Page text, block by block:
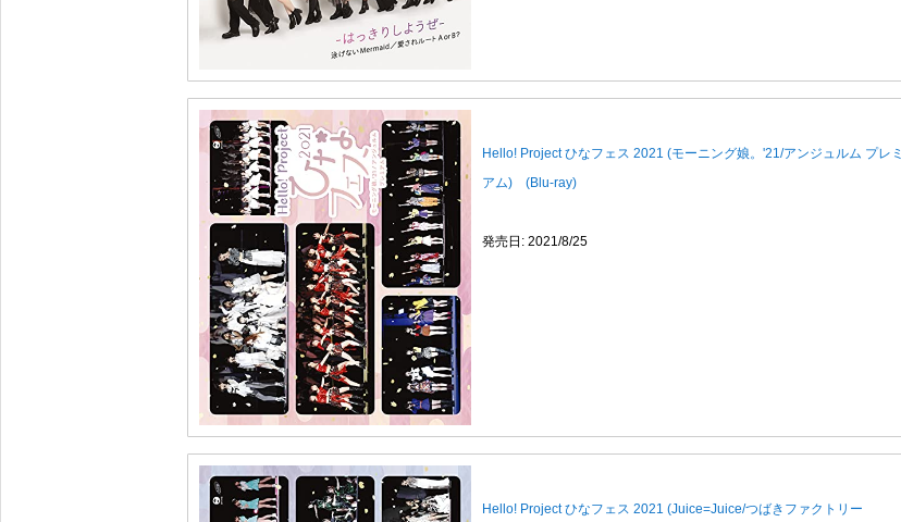
Hello! Project ひなフェス 2021 (モーニング娘。'21/アンジュルム プレミ
アム) (Blu-ray)
発売日: 2021/8/25
Hello! Project ひなフェス 2021 (Juice=Juice/つばきファクトリー